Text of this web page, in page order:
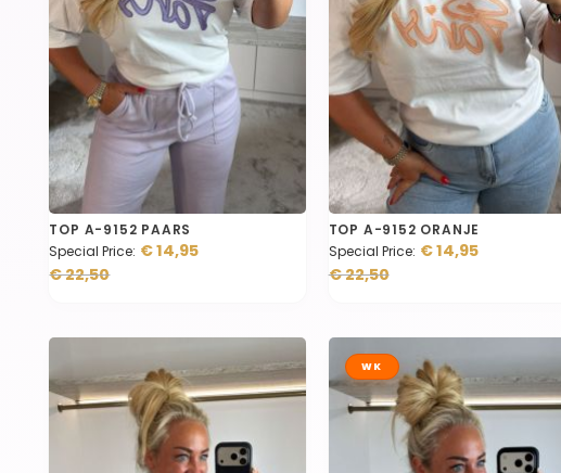
TOP A-9152 PAARS
Special Price € 14,95
€ 22,50
TOP A-9152 ORANJE
Special Price € 14,95
€ 22,50
WK